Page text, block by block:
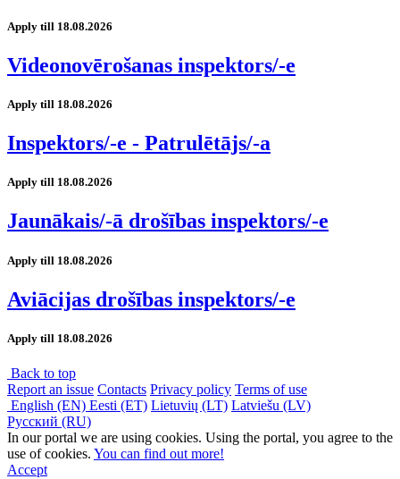
Apply till 18.08.2026
Videonovērošanas inspektors/-e
Apply till 18.08.2026
Inspektors/-e - Patrulētājs/-a
Apply till 18.08.2026
Jaunākais/-ā drošības inspektors/-e
Apply till 18.08.2026
Aviācijas drošības inspektors/-e
Apply till 18.08.2026
Back to top
Report an issue Contacts Privacy policy Terms of use
English (EN) Eesti (ET) Lietuvių (LT) Latviešu (LV)
Русский (RU)
In our portal we are using cookies. Using the portal, you agree to the
use of cookies. You can find out more!
Accept